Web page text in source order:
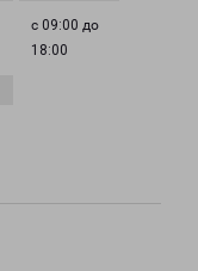
с 09:00 до
18:00